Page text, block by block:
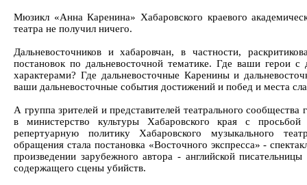
Мюзикл «Анна Каренина» Хабаровского краевого
театра не получил ничего.
Дальневосточников и хабаровчан, в частности,
постановок по дальневосточной тематике. Где ваши герои с
характерами? Где дальневосточные Каренины и
ваши дальневосточные события достижений и побед и места
А группа зрителей и представителей театрального сообщества
в министерство культуры Хабаровского края с просьбой
репертуарную политику Хабаровского музыкального
обращения стала постановка «Восточного экспресса» -
произведении зарубежного автора - английской
содержащего сцены убийств.